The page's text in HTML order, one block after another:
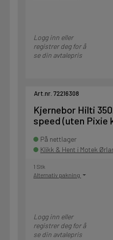
Logg inn eller
registrer deg for å
se din avtalepris
Art.nr. 72216308
Kjernebor Hilti
speed (uten Pixie
På nettlager
Klikk & Hent i Motek
1 Stk
Alternativ pakning
Logg inn eller
registrer deg for å
se din avtalepris